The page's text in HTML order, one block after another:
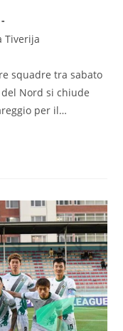
Tiverija
squadre tra sabato
Nord si chiude
per il…